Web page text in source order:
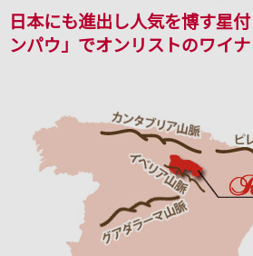
日本にも進出し人気を博す星
ンパウ」でオンリストのワイ